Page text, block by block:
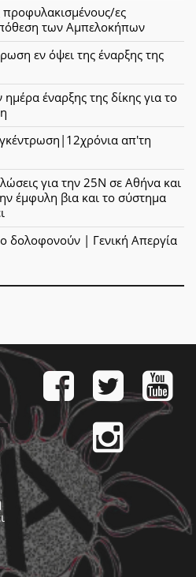
προφυλακισμένους/ες
των Αμπελοκήπων
εν όψει της έναρξης της
έναρξης της δίκης για το
απ'τη
για την 25Ν σε Αθήνα και
έμφυλη βια και το σύστημα
δολοφονούν | Γενική Απεργία